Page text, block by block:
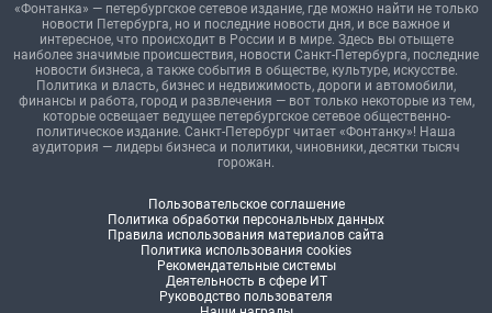
«Фонтанка» — петербургское сетевое издание, где можно найти не только
новости Петербурга, но и последние новости дня, и все важное и
интересное, что происходит в России и в мире. Здесь вы отыщете
наиболее значимые происшествия, новости Санкт-Петербурга, последние
новости бизнеса, а также события в обществе, культуре, искусстве.
Политика и власть, бизнес и недвижимость, дороги и автомобили,
финансы и работа, город и развлечения — вот только некоторые из тем,
которые освещает ведущее петербургское сетевое общественно-
политическое издание. Санкт-Петербург читает «Фонтанку»! Наша
аудитория — лидеры бизнеса и политики, чиновники, десятки тысяч
горожан.
Пользовательское соглашение
Политика обработки персональных данных
Правила использования материалов сайта
Политика использования cookies
Рекомендательные системы
Деятельность в сфере ИТ
Руководство пользователя